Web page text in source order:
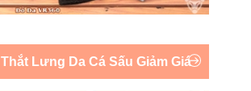
Thắt Lưng Da Cá Sấu Giảm Giá